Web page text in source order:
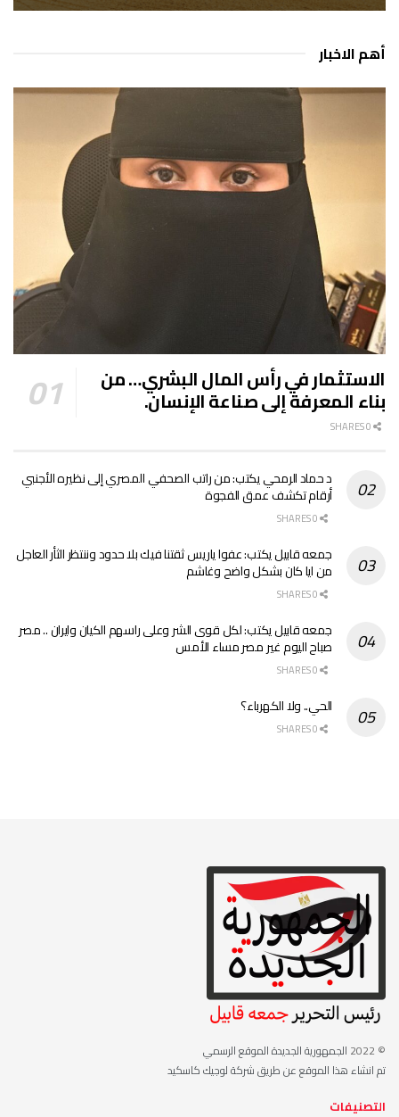
أهم الاخبار
الاستثمار في رأس المال البشري… من
بناء المعرفة إلى صناعة الإنسان.
د حماد الرمحي يكتب: من راتب الصحفي المصري إلى نظيره الأجنبي
أرقام تكشف عمق الفجوة
جمعه قابيل يكتب: عفوا ياريس ثقتنا فيك بلا حدود وننتظر الثأر العاجل
من ايا كان بشكل واضح وغاشم
جمعه قابيل يكتب: لكل قوى الشر وعلى راسهم الكيان وايران .. مصر
صباح اليوم غير مصر مساء الأمس
الحي.. ولا الكهرباء؟
© 2022
الجمهورية الجديدة الموقع الرسمي
تم انشاء هذا الموقع عن طريق شركة لوجيك كاسكيد
التصنيفات